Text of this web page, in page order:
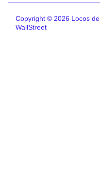
Copyright © 2026 Locos de
WallStreet